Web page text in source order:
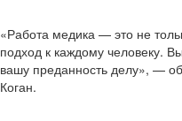
«Работа медика — это не
подход к каждому человеку.
вашу преданность делу», —
Коган.